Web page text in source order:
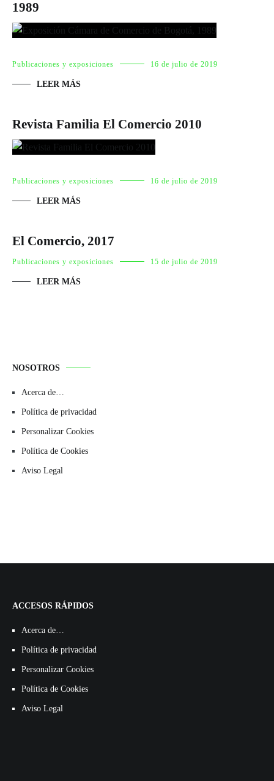
1989
Publicaciones y exposiciones 16 de julio de 2019
LEER MÁS
Revista Familia El Comercio 2010
Publicaciones y exposiciones 16 de julio de 2019
LEER MÁS
El Comercio, 2017
Publicaciones y exposiciones 15 de julio de 2019
LEER MÁS
NOSOTROS
Acerca de…
Política de privacidad
Personalizar Cookies
Política de Cookies
Aviso Legal
ACCESOS RÁPIDOS
Acerca de…
Política de privacidad
Personalizar Cookies
Política de Cookies
Aviso Legal